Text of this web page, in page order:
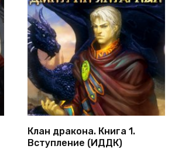
Клан дракона. Книга 1.
Вступление (ИДДК)